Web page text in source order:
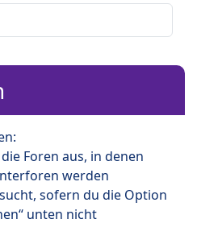
Foren aus, in denen
werden
sofern du die Option
unten nicht